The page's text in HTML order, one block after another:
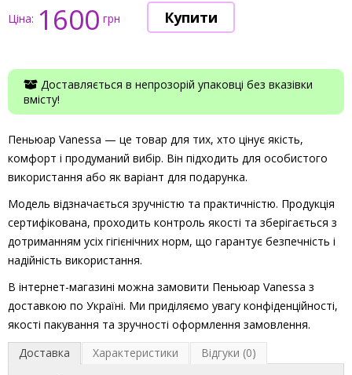
Ціна: 1600 грн
Доставляється в непрозорій упаковці без вказівки
вмісту!
Пеньюар Vanessa — це товар для тих, хто цінує якість,
комфорт і продуманий вибір. Він підходить для особистого
використання або як варіант для подарунка.
Модель відзначається зручністю та практичністю. Продукція
сертифікована, проходить контроль якості та зберігається з
дотриманням усіх гігієнічних норм, що гарантує безпечність і
надійність використання.
В інтернет-магазині можна замовити Пеньюар Vanessa з
доставкою по Україні. Ми приділяємо увагу конфіденційності,
якості пакування та зручності оформлення замовлення.
Доставка
Характеристики Відгуки (0)